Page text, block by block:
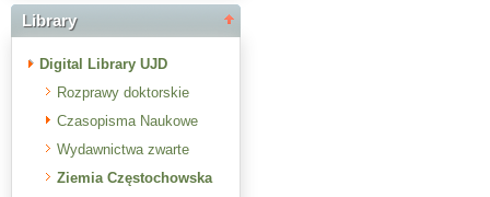
Library
Digital Library UJD
Rozprawy doktorskie
Czasopisma Naukowe
Wydawnictwa zwarte
Ziemia Częstochowska